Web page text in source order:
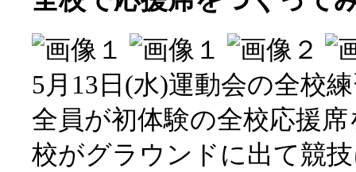
5月13日(水)運動会の全校
全員が初体験の全校応援
校がグラウンドに出て競